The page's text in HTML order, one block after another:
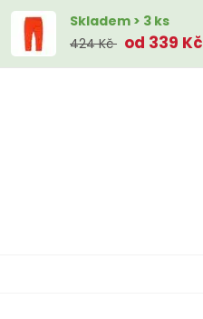
Skladem > 3 ks
424 Kč od 339 Kč